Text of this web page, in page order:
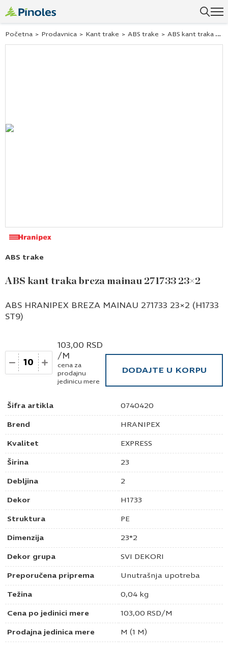
Početna > Prodavnica > Kant trake > ABS trake > ABS kant traka breza mainau 271733 23×2
ABS trake
ABS kant traka breza mainau 271733 23×2
Šifra artikla 0740420
Brend HRANIPEX
Kvalitet EXPRESS
Širina 23
Debljina 2
Dekor H1733
Struktura PE
Dimenzija 23*2
Dekor grupa SVI DEKORI
Preporučena priprema Unutrašnja upotreba
Težina 0,04 kg
Cena po jedinici mere 103,00 RSD/M
Prodajna jedinica mere M (1 M)
ABS HRANIPEX BREZA MAINAU 271733 23×2 (H1733
ST9)
Količina
103,00 RSD
/M
cena za
prodajnu
jedinicu mere
DODAJTE U KORPU